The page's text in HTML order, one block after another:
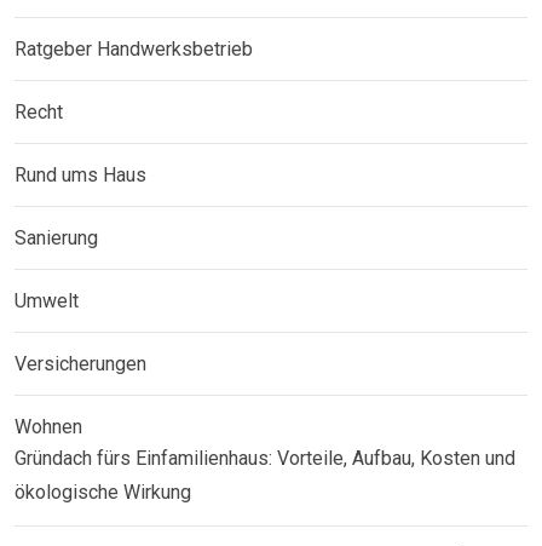
Ratgeber Handwerksbetrieb
Recht
Rund ums Haus
Sanierung
Umwelt
Versicherungen
Wohnen
Gründach fürs Einfamilienhaus: Vorteile, Aufbau, Kosten und
ökologische Wirkung